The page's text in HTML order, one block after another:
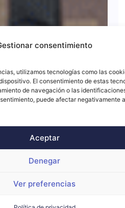
consentimiento
utilizamos tecnologías como las
El consentimiento de estas
de navegación o las
puede afectar negativamente
Aceptar
Denegar
Ver preferencias